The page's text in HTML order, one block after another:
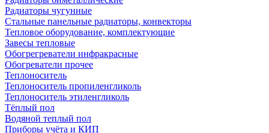
Радиаторы чугунные
Стальные панельные радиаторы, конвекторы
Тепловое оборудование, комплектующие
Завесы тепловые
Обогрегреватели инфракрасные
Обогреватели прочее
Теплоноситель
Теплоноситель пропиленгликоль
Теплоноситель этиленгликоль
Тёплый пол
Водяной теплый пол
Приборы учёта и КИП